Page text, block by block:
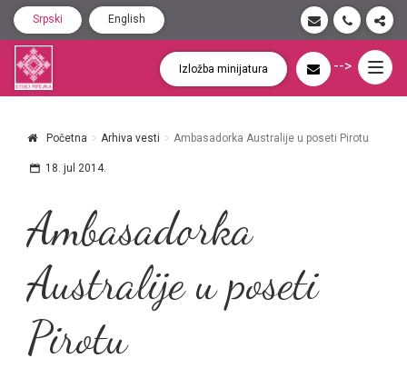
Srpski English
Izložba minijatura -->
Početna Arhiva vesti Ambasadorka Australije u poseti Pirotu
18. jul 2014.
Ambasadorka
Australije u poseti
Pirotu